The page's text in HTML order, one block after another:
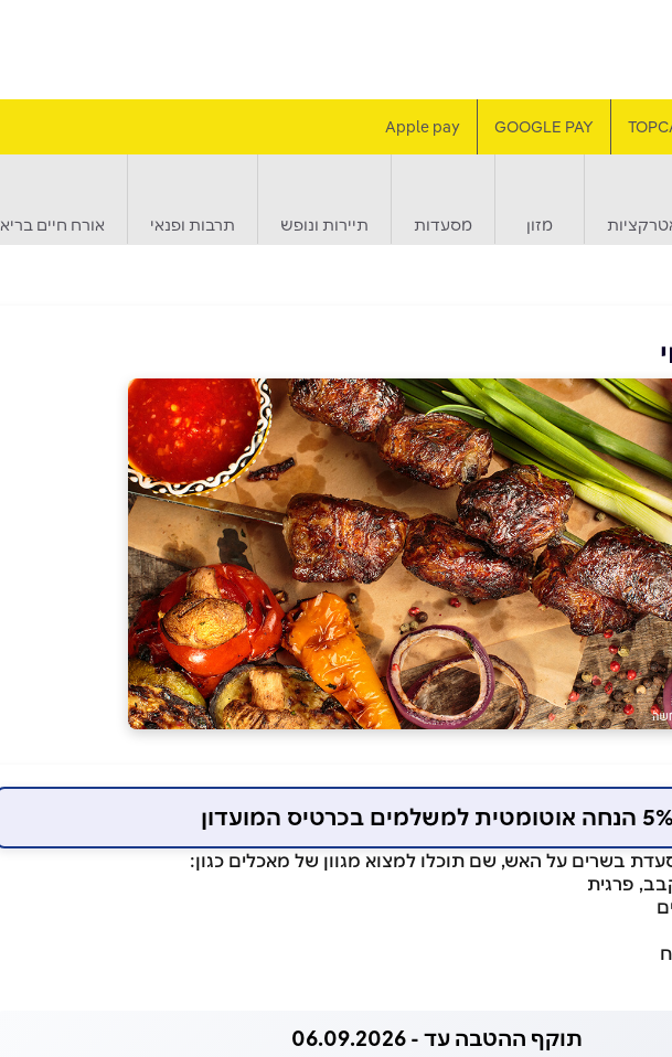
GOOGLE PAY
Apple pay
מזון מסעדות תיירות ונופש תרבות ופנאי אורח חיים בריא
5% הנחה אוטומטית למשלמים בכרטיס המועדון
בשרים על האש, שם תוכלו למצוא מגוון של מאכלים כגון:
פרגית
תוקף ההטבה עד - 06.09.2026